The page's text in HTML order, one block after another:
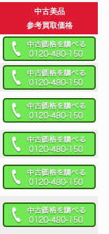
中古美品
参考買取価格